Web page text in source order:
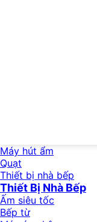
Máy hút ẩm
Quạt
Thiết bị nhà bếp
Thiết Bị Nhà Bếp
Ấm siêu tốc
Bếp từ